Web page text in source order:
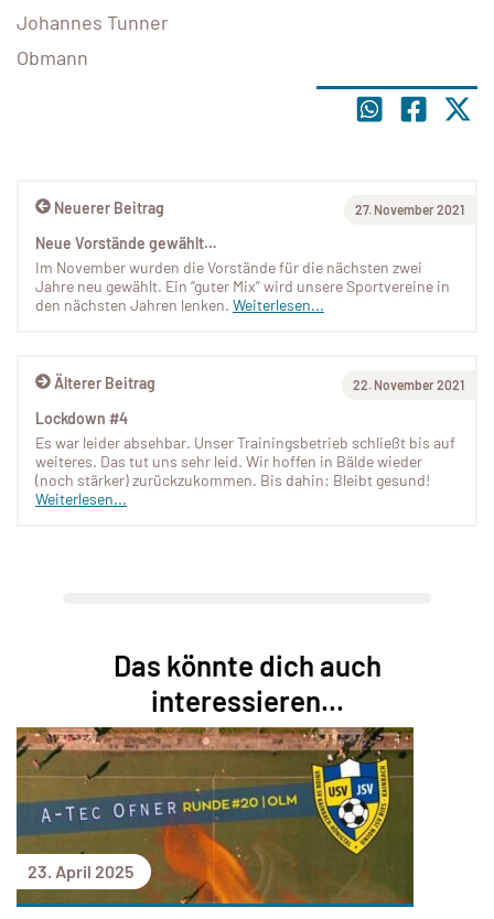
Johannes Tunner
Obmann
Älterer Beitrag 22. November 2021
Lockdown #4
Es war leider absehbar. Unser Trainingsbetrieb schließt bis auf
weiteres. Das tut uns sehr leid. Wir hoffen in Bälde wieder
(noch stärker) zurückzukommen. Bis dahin: Bleibt gesund!
Weiterlesen...
Neuerer Beitrag 27. November 2021
Neue Vorstände gewählt…
Im November wurden die Vorstände für die nächsten zwei
Jahre neu gewählt. Ein “guter Mix” wird unsere Sportvereine in
den nächsten Jahren lenken. Weiterlesen...
Das könnte dich auch
interessieren...
23. April 2025